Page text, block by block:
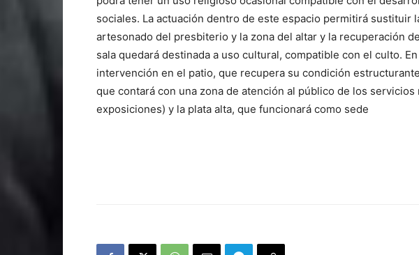
sociales. La actuación dentro de este espacio permitirá sustituir
artesonado del presbiterio y la zona del altar y la recuperación
sala quedará destinada a uso cultural, compatible con el culto.
intervención en el patio, que recupera su condición
que contará con una zona de atención al público de los servicios
exposiciones) y la plata alta, que funcionará como sede